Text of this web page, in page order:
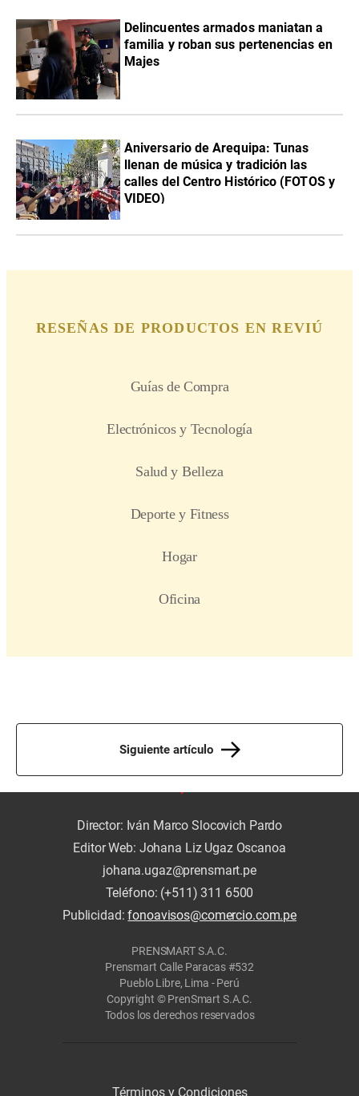
Delincuentes armados maniatan a
familia y roban sus pertenencias en
Majes
Aniversario de Arequipa: Tunas
llenan de música y tradición las
calles del Centro Histórico (FOTOS y
VIDEO)
Siguiente artículo
Director: Iván Marco Slocovich Pardo
Editor Web: Johana Liz Ugaz Oscanoa
johana.ugaz@prensmart.pe
Teléfono: (+511) 311 6500
Publicidad:fonoavisos@comercio.com.pe
PRENSMART S.A.C.
Prensmart Calle Paracas #532
Pueblo Libre, Lima - Perú
Copyright © PrenSmart S.A.C.
Todos los derechos reservados
Términos y Condiciones